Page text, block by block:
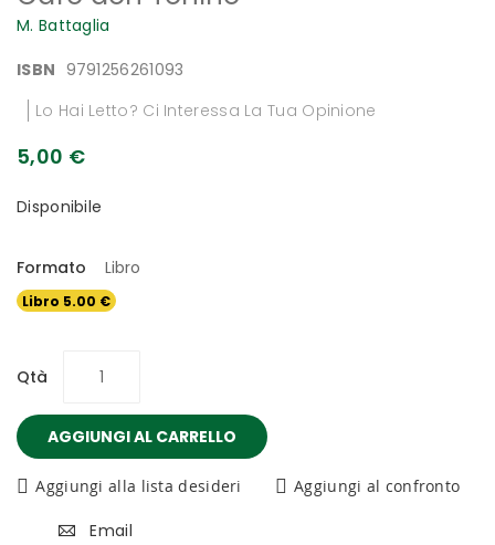
M. Battaglia
ISBN 9791256261093
Lo Hai Letto? Ci Interessa La Tua Opinione
5,00 €
Disponibile
Formato Libro
Libro 5.00 €
Qtà
AGGIUNGI AL CARRELLO
Aggiungi alla lista desideri Aggiungi al confronto
Email
della
galleria
di
immagini